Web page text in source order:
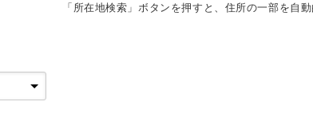
「所在地検索」ボタンを押すと、住所の一部を自動